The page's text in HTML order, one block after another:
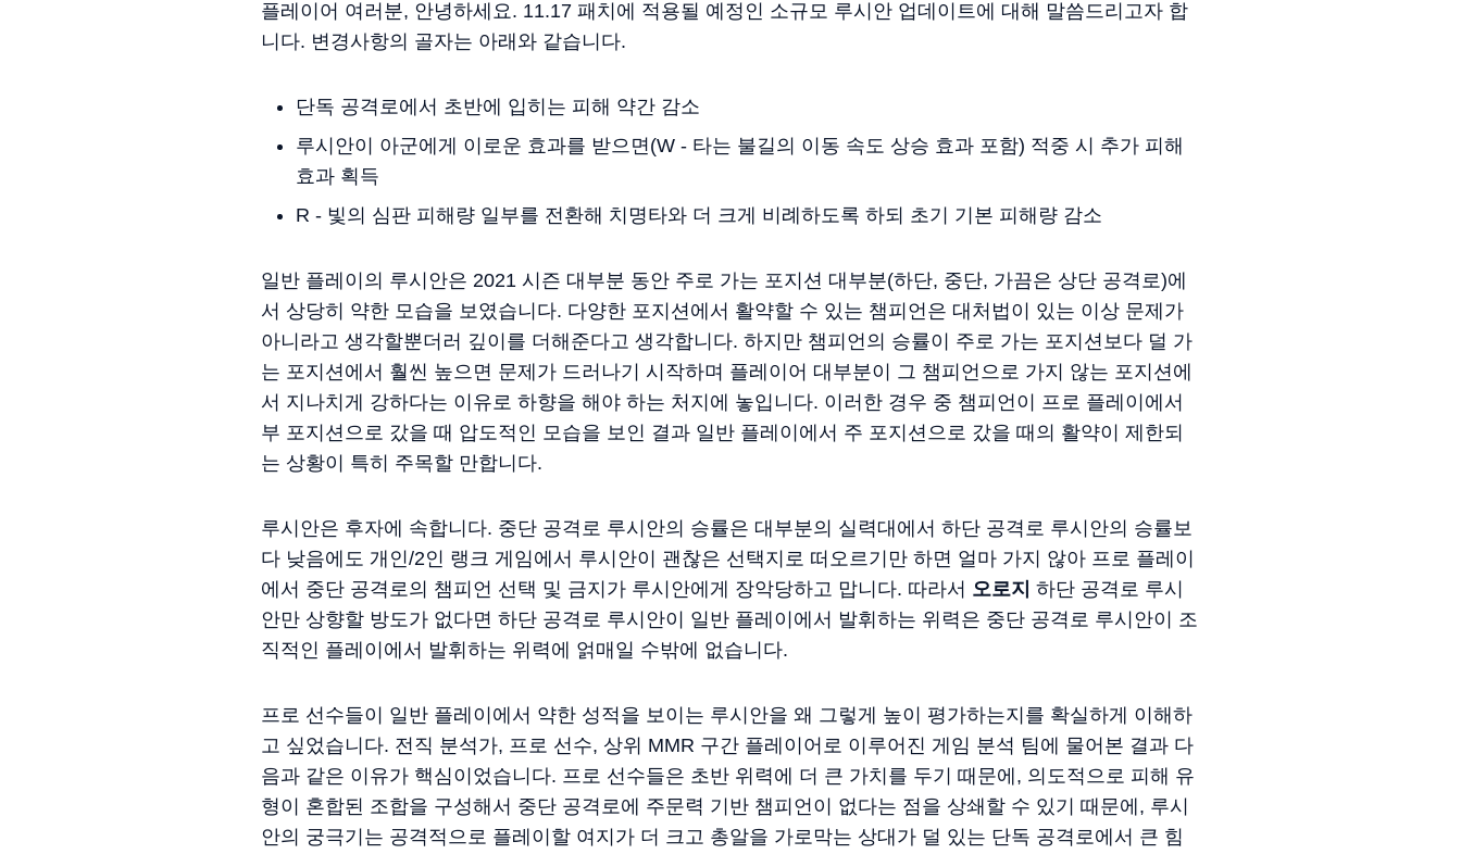
플레이어 여러분, 안녕하세요. 11.17 패치에 적용될 예정인 소규모 루시안 업데이트에 대해 말씀드리고자 합
니다. 변경사항의 골자는 아래와 같습니다.
단독 공격로에서 초반에 입히는 피해 약간 감소
루시안이 아군에게 이로운 효과를 받으면(W - 타는 불길의 이동 속도 상승 효과 포함) 적중 시 추가 피해
효과 획득
R - 빛의 심판 피해량 일부를 전환해 치명타와 더 크게 비례하도록 하되 초기 기본 피해량 감소
일반 플레이의 루시안은 2021 시즌 대부분 동안 주로 가는 포지션 대부분(하단, 중단, 가끔은 상단 공격로)에
서 상당히 약한 모습을 보였습니다. 다양한 포지션에서 활약할 수 있는 챔피언은 대처법이 있는 이상 문제가
아니라고 생각할뿐더러 깊이를 더해준다고 생각합니다. 하지만 챔피언의 승률이 주로 가는 포지션보다 덜 가
는 포지션에서 훨씬 높으면 문제가 드러나기 시작하며 플레이어 대부분이 그 챔피언으로 가지 않는 포지션에
서 지나치게 강하다는 이유로 하향을 해야 하는 처지에 놓입니다. 이러한 경우 중 챔피언이 프로 플레이에서
부 포지션으로 갔을 때 압도적인 모습을 보인 결과 일반 플레이에서 주 포지션으로 갔을 때의 활약이 제한되
는 상황이 특히 주목할 만합니다.
루시안은 후자에 속합니다. 중단 공격로 루시안의 승률은 대부분의 실력대에서 하단 공격로 루시안의 승률보
다 낮음에도 개인/2인 랭크 게임에서 루시안이 괜찮은 선택지로 떠오르기만 하면 얼마 가지 않아 프로 플레이
에서 중단 공격로의 챔피언 선택 및 금지가 루시안에게 장악당하고 맙니다. 따라서 오로지 하단 공격로 루시
안만 상향할 방도가 없다면 하단 공격로 루시안이 일반 플레이에서 발휘하는 위력은 중단 공격로 루시안이 조
직적인 플레이에서 발휘하는 위력에 얽매일 수밖에 없습니다.
프로 선수들이 일반 플레이에서 약한 성적을 보이는 루시안을 왜 그렇게 높이 평가하는지를 확실하게 이해하
고 싶었습니다. 전직 분석가, 프로 선수, 상위 MMR 구간 플레이어로 이루어진 게임 분석 팀에 물어본 결과 다
음과 같은 이유가 핵심이었습니다. 프로 선수들은 초반 위력에 더 큰 가치를 두기 때문에, 의도적으로 피해 유
형이 혼합된 조합을 구성해서 중단 공격로에 주문력 기반 챔피언이 없다는 점을 상쇄할 수 있기 때문에, 루시
안의 궁극기는 공격적으로 플레이할 여지가 더 크고 총알을 가로막는 상대가 덜 있는 단독 공격로에서 큰 힘